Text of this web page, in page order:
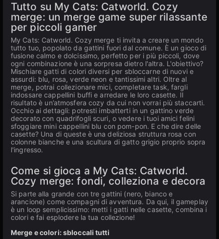
Tutto su My Cats: Catworld. Сozy
merge: un merge game super rilassante
per piccoli gamer
My Cats: Catworld. Сozy merge ti invita a creare un mondo
tutto tuo, popolato da gattini fuori dal comune. È un gioco di
fusione calmo e dolcissimo, perfetto per i più piccoli, dove
ogni combinazione è una sorpresa dietro l'altra. L'obiettivo?
Mischiare gatti di colori diversi per sbloccarne di nuovi e
assurdi: blu, rosa, verde neon e tantissimi altri. Oltre al
merge, potrai collezionare mici, completare task, fargli
indossare cappellini buffi e arredare le loro casette. Il
risultato è un’atmosfera cozy da cui non vorrai più staccarti.
Occhio ai dettagli: potresti imbatterti in un gattino verde
decorato con quadrifogli scuri, o vedere i tuoi amici felini
sfoggiare mini cappellini blu con pom-pon. E che dire delle
casette? Una di queste è una deliziosa struttura rosa con
colonne bianche e una scultura di gatto grigio proprio sopra
l'ingresso.
Come si gioca a My Cats: Catworld.
Сozy merge: fondi, colleziona e decora
Si parte alla grande con tre gattini (nero, bianco e
arancione) come compagni di avventura. Da qui, il gameplay
è un loop semplicissimo: metti i gatti nelle casette, combina i
colori e fai esplodere la tua collezione!
Merge e colori: sbloccali tutti